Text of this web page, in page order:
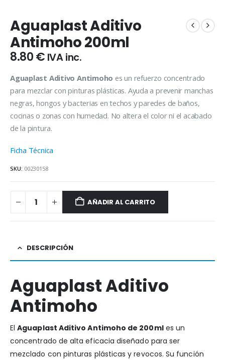
Aguaplast Aditivo
Antimoho 200ml
8.80€ IVA inc.
Aguaplast Aditivo Antimoho es un refuerzo concentrado
para mezclar con pinturas plásticas. Ayuda a prevenir manchas
negras, hongos y bacterias en techos y paredes de baños,
cocinas o zonas con humedad. No altera el color ni el acabado
de la pintura.
Ficha Técnica
SKU: 00230158
AÑADIR AL CARRITO
DESCRIPCIÓN
Aguaplast Aditivo
Antimoho
ElAguaplast Aditivo Antimoho de 200mles un
concentrado de alta eficacia diseñado para ser
mezclado con pinturas plásticas y revocos. Su función